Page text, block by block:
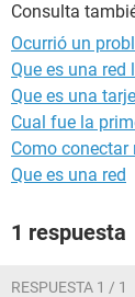
Consulta
Ocurrió un
Que es una red
Que es una
Cual fue la
Como
Que es una red
1 respuesta
RESPUESTA 1 / 1